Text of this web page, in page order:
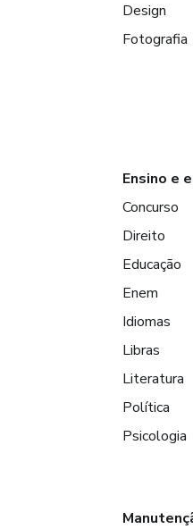
Design
Fotografia
Ensino e
Concurso
Direito
Educação
Enem
Idiomas
Libras
Literatura
Política
Psicologia